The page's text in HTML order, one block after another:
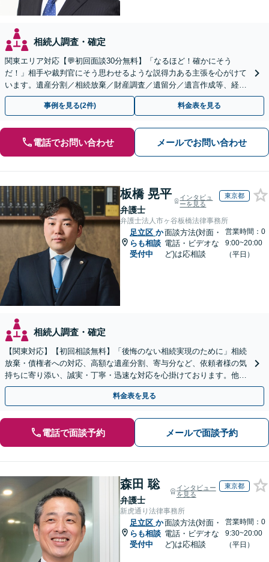
相続人調査・確定
関東エリア対応【💬初回面談30分無料】「なるほど！確かにそう
だ！」相手や裁判官にそう思わせるような説得力ある主張を心がけて
います。遺産分割／相続放棄／財産調査／遺留分／遺言作成等、経験
豊富な事務所。複雑な手続を代行【年間相談100件以上】
事例を見る(2件) 料金表を見る
電話でお問い合わせ メールでお問い合わせ
板橋 晃平
弁護士
インタビュ
ーを見る
東京都
弁護士法人市ヶ谷板橋法律事務所
足立区 か
らも相談
受付中
面談方法(対面・
電話・ビデオな
ど)は応相談
営業時間：0
9:00~20:00
（平日）
相続人調査・確定
【関東対応】【初回相談無料】「後悔のない相続実現のために」相続
放棄・債権者への対応、高額な遺産分割、寄与分など、依頼者様の気
持ちに寄り添い、誠実・丁寧・迅速な対応を心掛けております。他士
業とも連携し円滑な相続を目指します【夜間相談可】
料金表を見る
電話で面談予約 メールで面談予約
森田 聡
弁護士
インタビュー
を見る
東京都
新虎通り法律事務所
足立区 か
らも相談
受付中
面談方法(対面・
電話・ビデオな
ど)は応相談
営業時間：0
9:30~20:00
（平日）